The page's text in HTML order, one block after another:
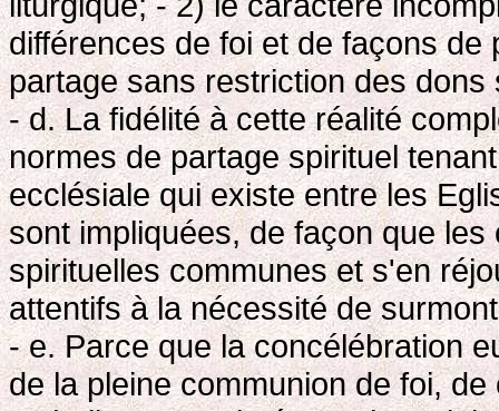
différences de foi et de façons
partage sans restriction des dons
- d. La fidélité à cette réalité
normes de partage spirituel
ecclésiale qui existe entre les
sont impliquées, de façon que
spirituelles communes et s'en
attentifs à la nécessité de
- e. Parce que la concélébration
de la pleine communion de foi,